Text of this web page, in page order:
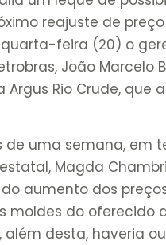
reajuste de
feira (20) o
João Marcelo
Rio Crude, que
de uma semana, em
Magda
aumento dos
moldes do oferecido
além desta, haveria